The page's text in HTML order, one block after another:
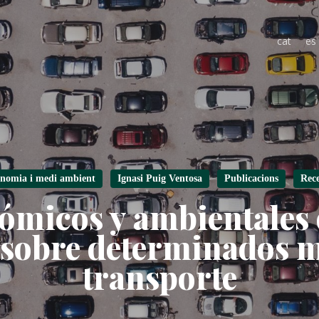
cat es
i medi ambient Ignasi Puig Ventosa Publicacions
y
determinados
transporte